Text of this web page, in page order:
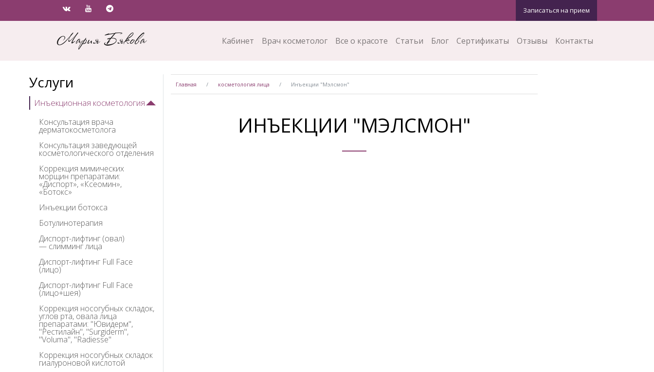
Записаться на прием
Мария Бякова Кабинет Врач косметолог Все о красоте Статьи Блог Сертификаты Отзывы Контакты
Услуги
Инъекционная косметология
Консультация врача
дерматокосметолога
Консультация заведующей
косметологического отделения
Коррекция мимических
морщин препаратами:
«Диспорт», «Ксеомин»,
«Ботокс»
Инъекции ботокса
Ботулинотерапия
Диспорт-лифтинг (овал)
— слимминг лица
Диспорт-лифтинг Full Face
(лицо)
Диспорт-лифтинг Full Face
(лицо+шея)
Коррекция носогубных складок,
углов рта, овала лица
препаратами: "Ювидерм",
"Рестилайн", "Surgiderm",
"Voluma", "Radiesse"
Коррекция носогубных складок
гиалуроновой кислотой
Главная косметология лица Инъекции "Мэлсмон"
ИНЪЕКЦИИ "МЭЛСМОН"